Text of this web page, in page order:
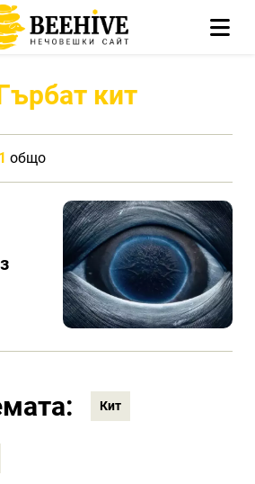
кит
1 общо
Кит